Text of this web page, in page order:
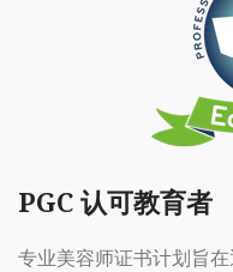
PGC 认可教育者
专业美容师证书计划旨